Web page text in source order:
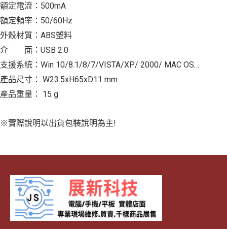
額定電流：500mA
額定頻率：50/60Hz
外殼材質：ABS塑料
介 面：USB 2.0
支援系統：Win 10/8.1/8/7/VISTA/XP/ 2000/ MAC OS…
產品尺寸： W23.5xH65xD11 mm
產品重量： 15 g
※實際說明以出貨包裝說明為主!